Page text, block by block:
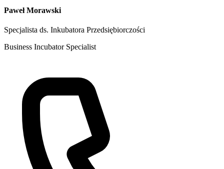
Paweł Morawski
Specjalista ds. Inkubatora Przedsiębiorczości
Business Incubator Specialist